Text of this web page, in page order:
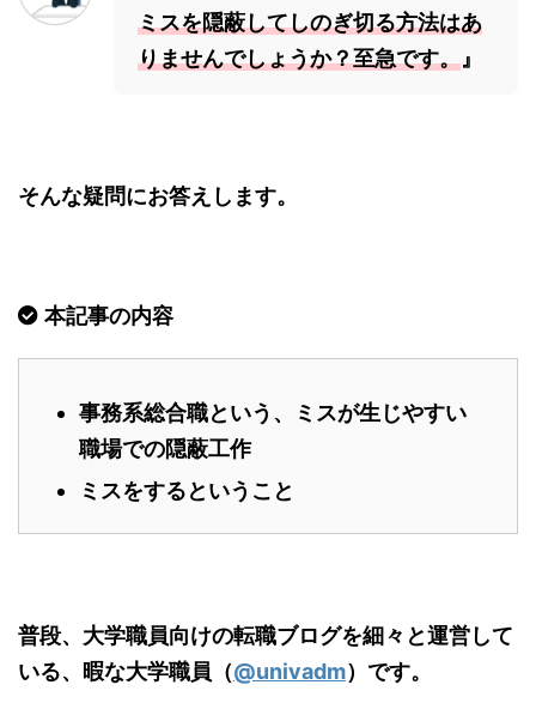
ミスを隠蔽してしのぎ切る方法はあ
りませんでしょうか？至急です。』
そんな疑問にお答えします。
本記事の内容
事務系総合職という、ミスが生じやすい
職場での隠蔽工作
ミスをするということ
普段、大学職員向けの転職ブログを細々と運営して
いる、暇な大学職員（@univadm）です。